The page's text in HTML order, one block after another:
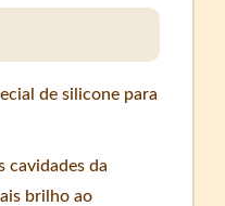
de silicone para
cavidades da
brilho ao